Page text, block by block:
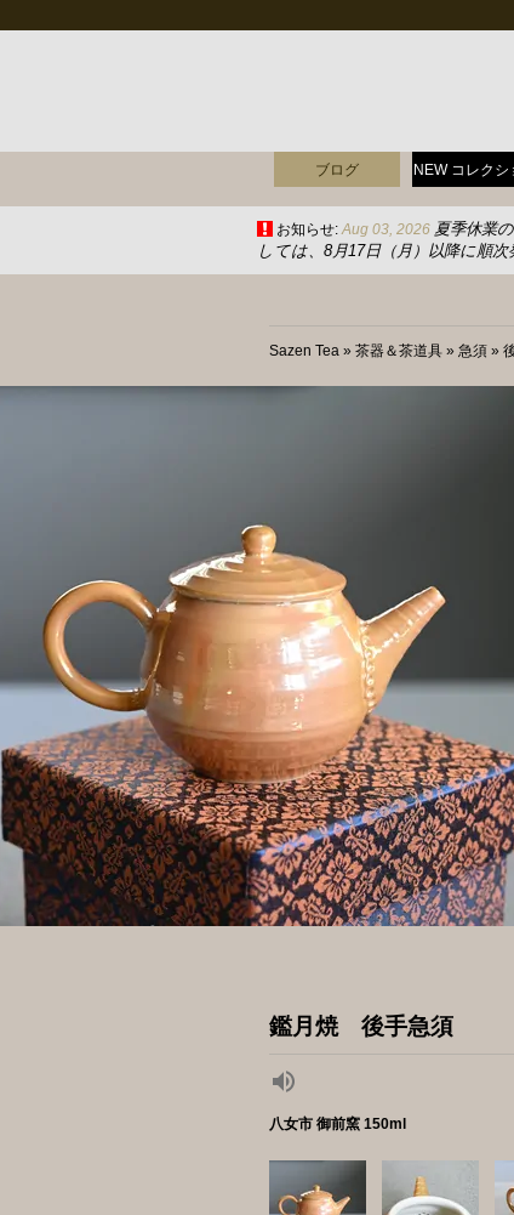
ブログ NEW コレクシ
お知らせ: Aug 03, 2026 夏季休業
しては、8月17日（月）以降に順
Sazen Tea » 茶器＆茶道具 » 急須 »
鑑月焼 後手急須
八女市 御前窯 150ml